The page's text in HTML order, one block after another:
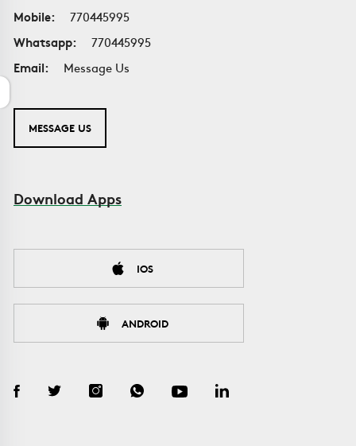
Mobile:
770445995
Whatsapp:
770445995
Email:
Message Us
MESSAGE US
Download Apps
IOS
ANDROID